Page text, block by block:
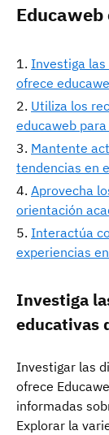
Investiga
ofrece
Utiliza los
educaweb
Mantente
tendencias en
Aprovecha
orientación
Interactúa
experiencias
Investiga
educativas
Investigar las
ofrece
informadas
Explorar la